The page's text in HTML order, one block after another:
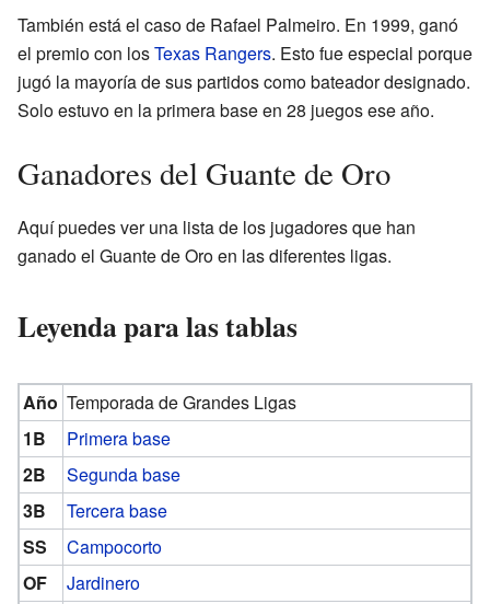
También está el caso de Rafael Palmeiro. En 1999, ganó
el premio con losTexas Rangers. Esto fue especial porque
jugó la mayoría de sus partidos como bateador designado.
Solo estuvo en la primera base en 28 juegos ese año.
Ganadores del Guante de Oro
Aquí puedes ver una lista de los jugadores que han
ganado el Guante de Oro en las diferentes ligas.
Leyenda para las tablas
Año Temporada de Grandes Ligas
1B
Primera base
2B
Segunda base
3B
Tercera base
SS
Campocorto
OF
Jardinero